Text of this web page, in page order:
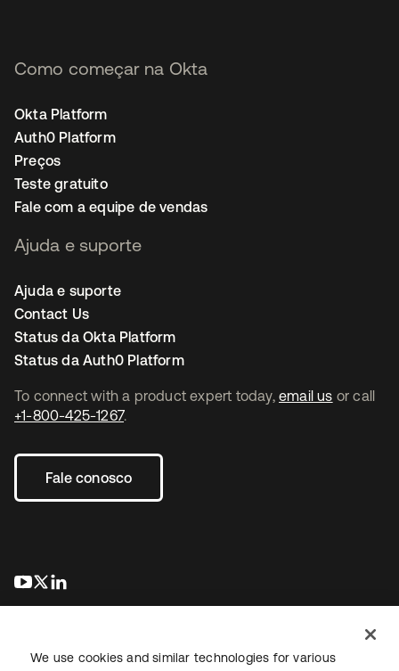
To connect with a product expert today, email us or call
+1-800-425-1267.
Fale conosco
abre em uma nova guia
abre em uma nova guia
Como começar na Okta
Okta Platform
Auth0 Platform
Preços
Teste gratuito
Fale com a equipe de vendas
Ajuda e suporte
Ajuda e suporte
Contact Us
Status da Okta Platform
Status da Auth0 Platform
We use cookies and similar technologies for various